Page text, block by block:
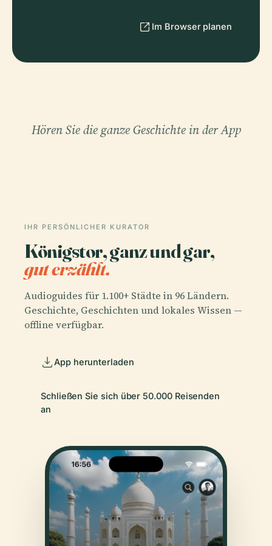
Im Browser planen
Hören Sie die ganze Geschichte in der App
IHR PERSÖNLICHER KURATOR
Königstor, ganz und gar,
gut erzählt.
Audioguides für 1.100+ Städte in 96 Ländern.
Geschichte, Geschichten und lokales Wissen —
offline verfügbar.
App herunterladen
Schließen Sie sich über 50.000 Reisenden
an